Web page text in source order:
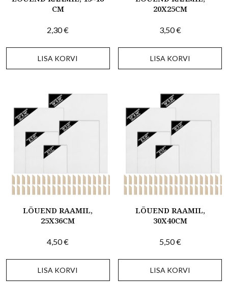
CM
2,30€
LISA KORVI
20X25CM
3,50€
LISA KORVI
LÕUEND RAAMIL,
25X36CM
4,50€
LISA KORVI
LÕUEND RAAMIL,
30X40CM
5,50€
LISA KORVI